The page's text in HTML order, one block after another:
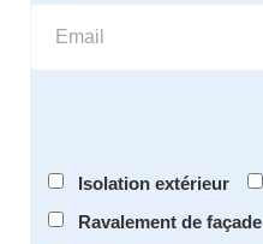
Isolation extérieur
Ravalement de façade